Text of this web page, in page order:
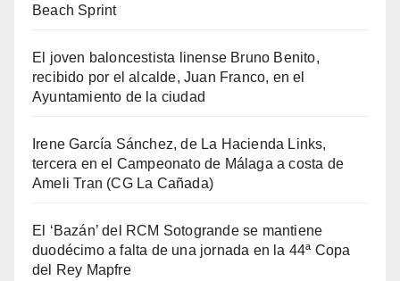
Beach Sprint
El joven baloncestista linense Bruno Benito,
recibido por el alcalde, Juan Franco, en el
Ayuntamiento de la ciudad
Irene García Sánchez, de La Hacienda Links,
tercera en el Campeonato de Málaga a costa de
Ameli Tran (CG La Cañada)
El ‘Bazán’ del RCM Sotogrande se mantiene
duodécimo a falta de una jornada en la 44ª Copa
del Rey Mapfre